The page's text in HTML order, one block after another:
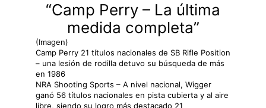
“Camp Perry – La última
medida completa”
(Imagen)
Camp Perry 21 títulos nacionales de SB Rifle Position
– una lesión de rodilla detuvo su búsqueda de más
en 1986
NRA Shooting Sports – A nivel nacional, Wigger
ganó 56 títulos nacionales en pista cubierta y al aire
libre, siendo su logro más destacado 21